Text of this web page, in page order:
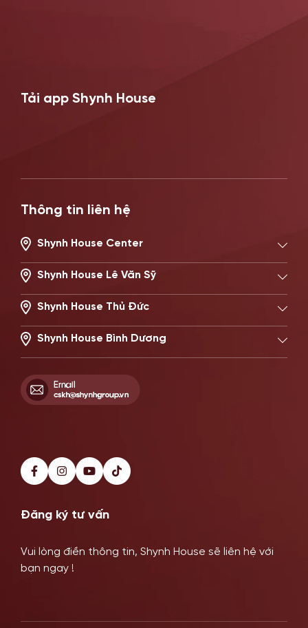
Tải app Shynh House
Thông tin liên hệ
Shynh House Center
Shynh House Lê Văn Sỹ
Shynh House Thủ Đức
Shynh House Bình Dương
Đăng ký tư vấn
Vui lòng điền thông tin, Shynh House sẽ liên hệ với
bạn ngay !